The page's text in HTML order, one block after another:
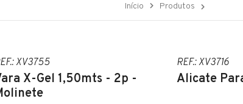
Início Produtos
XV3755
X-Gel 1,50mts - 2p -
REF.: XV3716
Alicate